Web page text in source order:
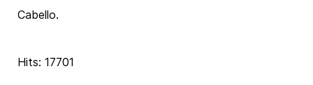
Cabello.
Hits: 17701